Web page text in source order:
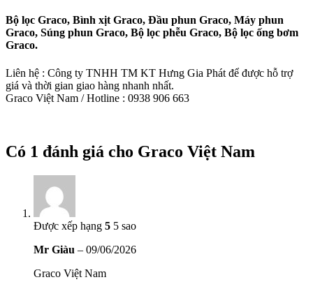
Bộ lọc Graco, Bình xịt Graco, Đầu phun Graco, Máy phun
Graco, Súng phun Graco, Bộ lọc phễu Graco, Bộ lọc ống bơm
Graco.
Liên hệ : Công ty TNHH TM KT Hưng Gia Phát để được hỗ trợ
giá và thời gian giao hàng nhanh nhất.
Graco Việt Nam / Hotline : 0938 906 663
Có 1 đánh giá cho Graco Việt Nam
Được xếp hạng 5 5 sao
Mr Giàu – 09/06/2026
Graco Việt Nam